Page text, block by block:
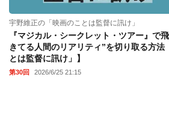
宇野維正の「映画のことは監督に訊け」
『マジカル・シークレット・ツアー』で
きてる人間のリアリティ”を切り取る方法
とは監督に訊け」】
第30回 2026/6/25 21:15